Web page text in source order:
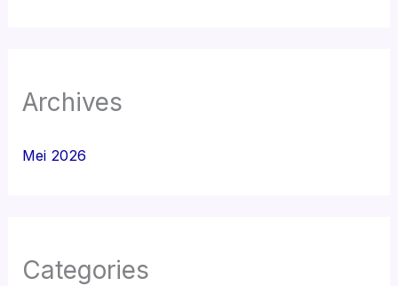
Archives
Mei 2026
Categories